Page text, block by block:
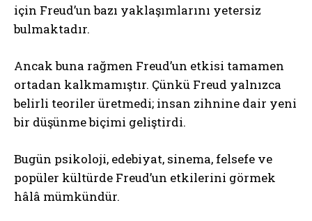
için Freud’un bazı yaklaşımlarını yetersiz
bulmaktadır.
Ancak buna rağmen Freud’un etkisi tamamen
ortadan kalkmamıştır. Çünkü Freud yalnızca
belirli teoriler üretmedi; insan zihnine dair yeni
bir düşünme biçimi geliştirdi.
Bugün psikoloji, edebiyat, sinema, felsefe ve
popüler kültürde Freud’un etkilerini görmek
hâlâ mümkündür.